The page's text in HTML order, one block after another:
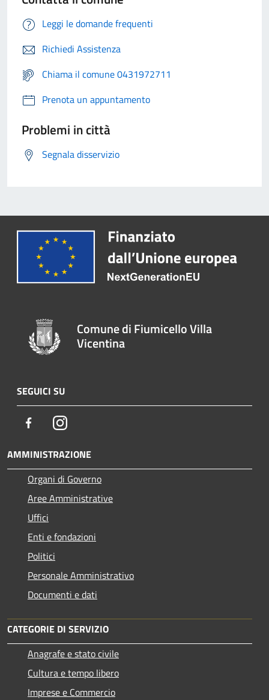
Leggi le domande frequenti
Richiedi Assistenza
Chiama il comune 0431972711
Prenota un appuntamento
Problemi in città
Segnala disservizio
Comune di Fiumicello Villa
Vicentina
SEGUICI SU
FacebookInstagram
AMMINISTRAZIONE
Organi di Governo
Aree Amministrative
Uffici
Enti e fondazioni
Politici
Personale Amministrativo
Documenti e dati
CATEGORIE DI SERVIZIO
Anagrafe e stato civile
Cultura e tempo libero
Imprese e Commercio